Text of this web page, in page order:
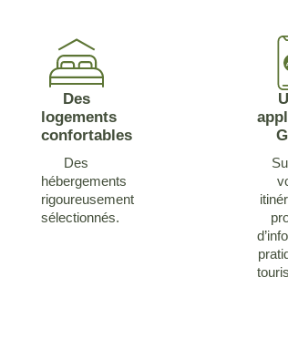
Des
logements
confortables
Des
hébergements
rigoureusement
sélectionnés.